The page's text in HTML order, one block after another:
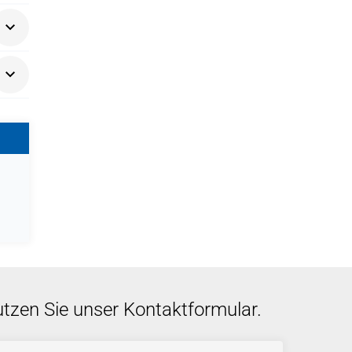
Sie unser Kontaktformular.